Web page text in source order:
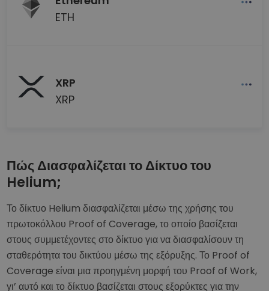
ETH
XRP
XRP
Πώς Διασφαλίζεται το Δίκτυο του
Helium;
Το δίκτυο Helium διασφαλίζεται μέσω της χρήσης του
πρωτοκόλλου Proof of Coverage, το οποίο βασίζεται
στους συμμετέχοντες στο δίκτυο για να διασφαλίσουν τη
σταθερότητα του δικτύου μέσω της εξόρυξης. Το Proof of
Coverage είναι μια προηγμένη μορφή του Proof of Work,
γι’ αυτό και το δίκτυο βασίζεται στους εξορύκτες για την